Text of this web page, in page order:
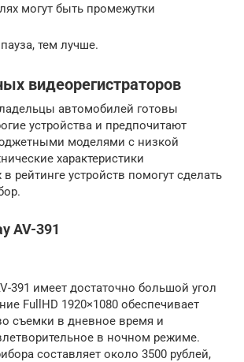
могут быть промежутки
тем лучше.
видеорегистраторов
автомобилей готовы
устройства и предпочитают
моделями с низкой
характеристики
рейтинге устройств помогут сделать
AV-391
391 имеет достаточно большой угол
FullHD 1920×1080 обеспечивает
съемки в дневное время и
в ночном режиме.
составляет около 3500 рублей,